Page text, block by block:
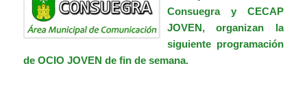
Consuegra yCECAP
JOVEN,organizan la
siguiente programación
de OCIO JOVEN de fin de semana.